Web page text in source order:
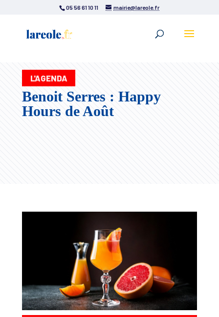
05 56 61 10 11 mairie@lareole.fr
L'AGENDA
Benoit Serres : Happy
Hours de Août